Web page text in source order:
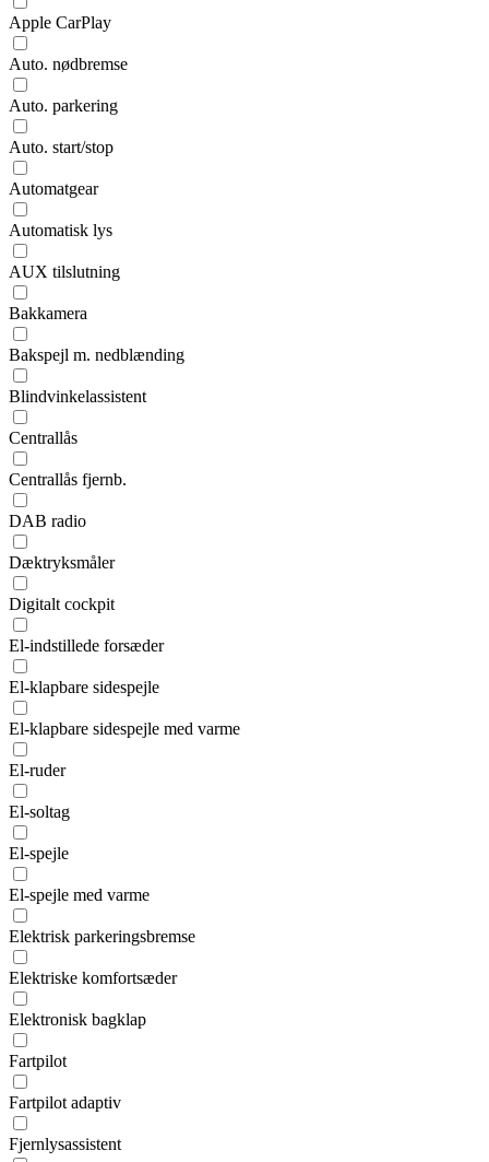
Apple CarPlay
Auto. nødbremse
Auto. parkering
Auto. start/stop
Automatgear
Automatisk lys
AUX tilslutning
Bakkamera
Bakspejl m. nedblænding
Blindvinkelassistent
Centrallås
Centrallås fjernb.
DAB radio
Dæktryksmåler
Digitalt cockpit
El-indstillede forsæder
El-klapbare sidespejle
El-klapbare sidespejle med varme
El-ruder
El-soltag
El-spejle
El-spejle med varme
Elektrisk parkeringsbremse
Elektriske komfortsæder
Elektronisk bagklap
Fartpilot
Fartpilot adaptiv
Fjernlysassistent